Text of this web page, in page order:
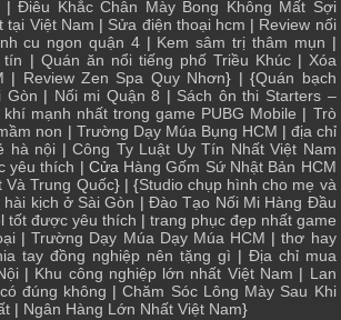
|Điêu Khắc Chân Mày Bong Không Mất Sợi
tại Việt Nam | Sửa điện thoại hcm | Review nối
cu ngon quận 4| Kem sâm trị thâm mụn |
tín | Quán ăn nổi tiếng phố Triều Khúc| Xóa
| Review Zen Spa Quy Nhơn} | {Quán bạch
Gòn | Nối mi Quận 8 | Sách ôn thi Starters –
khí mạnh nhất trong game PUBG Mobile | Trò
non | Trường Dạy Múa Bụng HCM | địa chỉ
hà nội |Công Ty Luật Uy Tín Nhất Việt Nam
yêu thích | Cửa Hàng Gốm Sứ Nhật Bản HCM
Và Trung Quốc} | {Studio chụp hình cho mẹ và
hài kịch ở Sài Gòn |Đào Tạo Nối Mi Hàng Đầu
tốt được yêu thích | trang phục đẹp nhất game
|Trường Dạy Múa Dạy Múa HCM |thơ hay
tay đồng nghiệp nên tặng gì | Địa chỉ mua
| Khu công nghiệp lớn nhất Việt Nam | Lan
đúng không |Chăm Sóc Lông Mày Sau Khi
| Ngân Hàng Lớn Nhất Việt Nam}